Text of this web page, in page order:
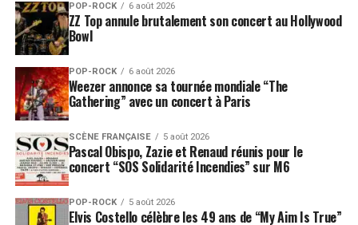
POP-ROCK 6 août 2026
ZZ Top annule brutalement son concert au Hollywood
Bowl
POP-ROCK 6 août 2026
Weezer annonce sa tournée mondiale “The
Gathering” avec un concert à Paris
SCÈNE FRANÇAISE 5 août 2026
Pascal Obispo, Zazie et Renaud réunis pour le
concert “SOS Solidarité Incendies” sur M6
POP-ROCK 5 août 2026
Elvis Costello célèbre les 49 ans de “My Aim Is True”